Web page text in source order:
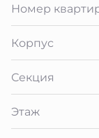
Номер
Корпус
Секция
Этаж